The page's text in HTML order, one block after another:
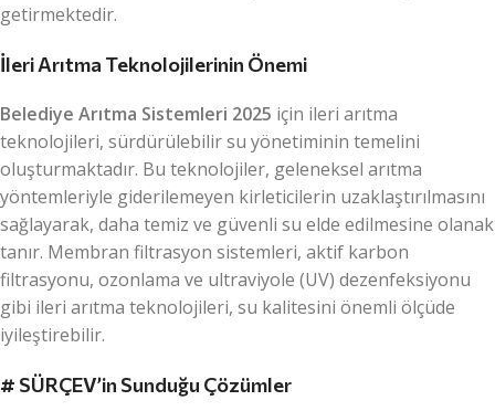
getirmektedir.
İleri Arıtma Teknolojilerinin Önemi
Belediye Arıtma Sistemleri 2025 için ileri arıtma
teknolojileri, sürdürülebilir su yönetiminin temelini
oluşturmaktadır. Bu teknolojiler, geleneksel arıtma
yöntemleriyle giderilemeyen kirleticilerin uzaklaştırılmasını
sağlayarak, daha temiz ve güvenli su elde edilmesine olanak
tanır. Membran filtrasyon sistemleri, aktif karbon
filtrasyonu, ozonlama ve ultraviyole (UV) dezenfeksiyonu
gibi ileri arıtma teknolojileri, su kalitesini önemli ölçüde
iyileştirebilir.
# SÜRÇEV’in Sunduğu Çözümler